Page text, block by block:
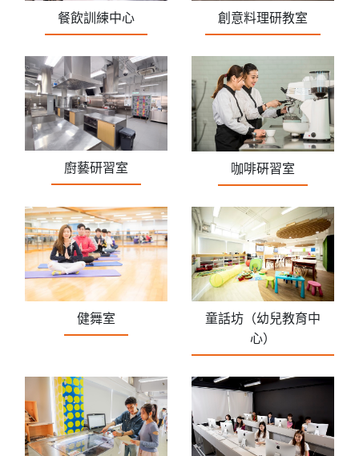
餐飲訓練中心 創意料理研教室
廚藝研習室 咖啡硏習室
健舞室
童話坊（幼兒教育中
心）